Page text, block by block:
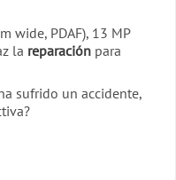
wide, PDAF), 13 MP
la reparación para
sufrido un accidente,